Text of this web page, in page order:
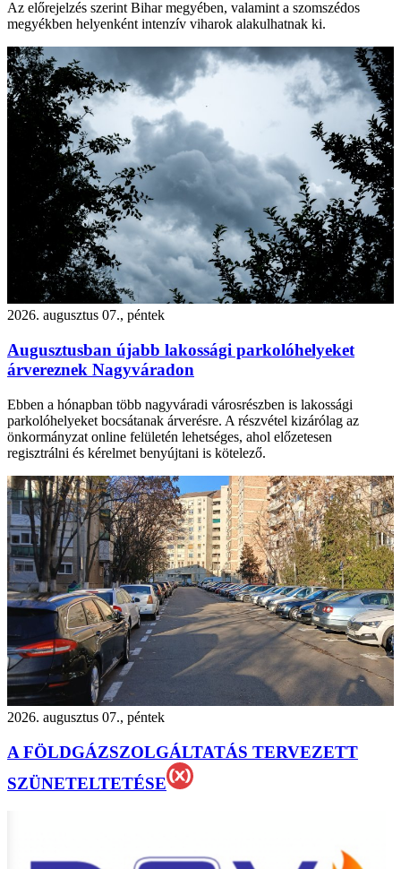
Az előrejelzés szerint Bihar megyében, valamint a szomszédos
megyékben helyenként intenzív viharok alakulhatnak ki.
2026. augusztus 07., péntek
Augusztusban újabb lakossági parkolóhelyeket
árvereznek Nagyváradon
Ebben a hónapban több nagyváradi városrészben is lakossági
parkolóhelyeket bocsátanak árverésre. A részvétel kizárólag az
önkormányzat online felületén lehetséges, ahol előzetesen
regisztrálni és kérelmet benyújtani is kötelező.
2026. augusztus 07., péntek
A FÖLDGÁZSZOLGÁLTATÁS TERVEZETT
SZÜNETELTETÉSE